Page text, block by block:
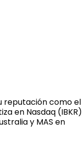
reputación como el
en Nasdaq (IBKR)
y MAS en